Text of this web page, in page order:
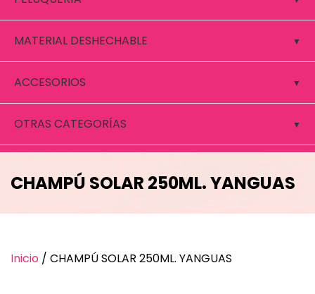
MATERIAL DESHECHABLE
ACCESORIOS
OTRAS CATEGORÍAS
CHAMPÚ SOLAR 250ML. YANGUAS
Inicio / CHAMPÚ SOLAR 250ML. YANGUAS